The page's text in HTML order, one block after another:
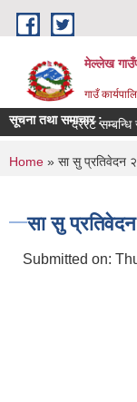
Skip to main content
मेल्लेख
गाउँ
सूचना तथा समाचार :
दररेट सम्बन्धि सूचना
You are
Home » सा सु प्रतिवेदन
सा सु
Submitted on: